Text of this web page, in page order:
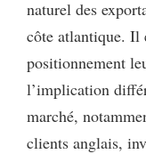
naturel des
côte atlantique. Il
positionnement
l’implication
marché,
clients anglais,